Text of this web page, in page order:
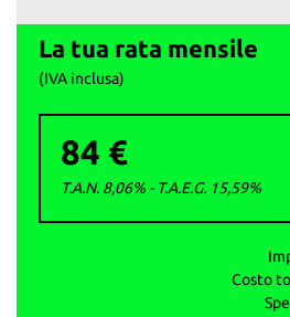
- Vendita auto usate selezionate e
- Permute e ritiro usato con
- Passaggi di proprietà istantanei
La garanzia è fornita ai sensi della
La tua rata mensile
(IVA inclusa)
84 €
T.A.N. 8,06% - T.A.E.G. 15,59%
Costo